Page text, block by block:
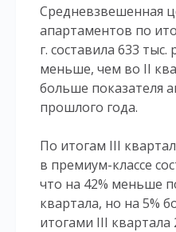
Средневзвешенная
апартаментов по
г. составила 633 тыс.
меньше, чем во II
больше показателя
прошлого года.
По итогам III
в премиум-классе
что на 42% меньше
квартала, но на 5%
итогами III квартала